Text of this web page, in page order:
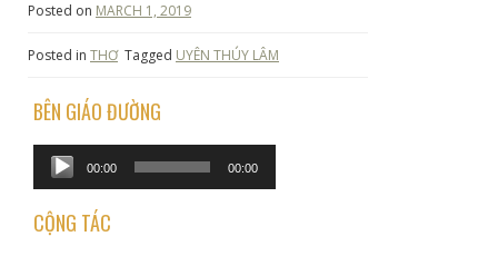
Posted on MARCH 1, 2019
Posted in THƠ Tagged UYÊN THÚY LÂM
BÊN GIÁO ĐƯỜNG
Audio
Player
00:00 00:00
CỘNG TÁC